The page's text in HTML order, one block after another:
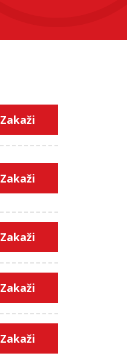
Zakaži
Zakaži
Zakaži
Zakaži
Zakaži